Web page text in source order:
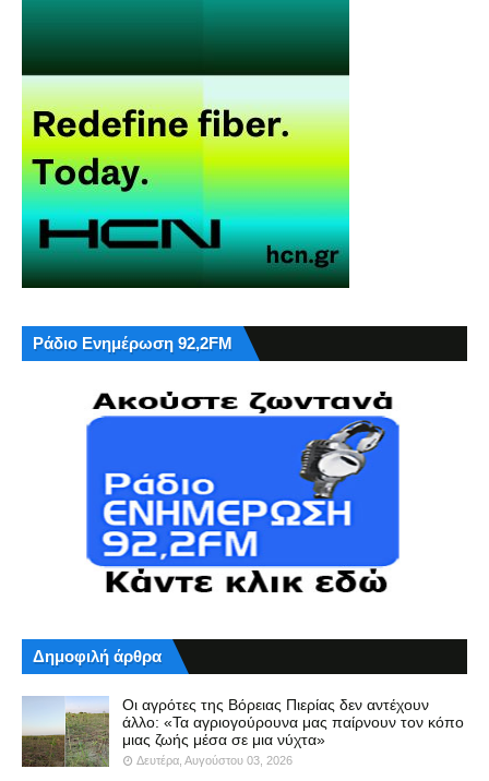
Ράδιο Ενημέρωση 92,2FM
Δημοφιλή άρθρα
Οι αγρότες της Βόρειας Πιερίας δεν αντέχουν
άλλο: «Τα αγριογούρουνα μας παίρνουν τον κόπο
μιας ζωής μέσα σε μια νύχτα»
Δευτέρα, Αυγούστου 03, 2026